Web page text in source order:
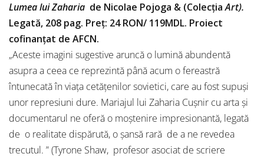
Lumea lui Zaharia de Nicolae Pojoga & (ColecțiaArt).
Legată, 208 pag. Preț: 24 RON/ 119MDL. Proiect
cofinanțat de AFCN.
„Aceste imagini sugestive aruncă o lumină abundentă
asupra a ceea ce reprezintă până acum o fereastră
întunecată în viața cetățenilor sovietici, care au fost supuși
unor represiuni dure. Mariajul lui Zaharia Cușnir cu arta și
documentarul ne oferă o moștenire impresionantă, le­ga­tă
de o realitate dispărută, o șansă rară de a ne revedea
trecutul. ” (Tyrone Shaw, profesor asociat de scriere